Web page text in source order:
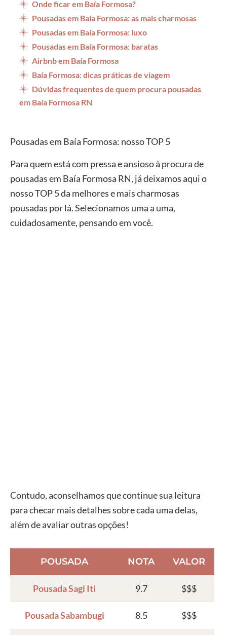
Onde ficar em Baía Formosa?
Pousadas em Baía Formosa: as mais charmosas
Pousadas em Baía Formosa: luxo
Pousadas em Baía Formosa: baratas
Airbnb em Baía Formosa
Baía Formosa: dicas práticas de viagem
Dúvidas frequentes de quem procura pousadas
em Baía Formosa RN
Pousadas em Baía Formosa: nosso TOP 5
Para quem está com pressa e ansioso à procura de
pousadas em Baía Formosa RN, já deixamos aqui o
nosso TOP 5 da melhores e mais charmosas
pousadas por lá. Selecionamos uma a uma,
cuidadosamente, pensando em você.
Contudo, aconselhamos que continue sua leitura
para checar mais detalhes sobre cada uma delas,
além de avaliar outras opções!
POUSADA NOTA VALOR
Pousada Sagi Iti 9.7 $$$
Pousada Sabambugi 8.5 $$$